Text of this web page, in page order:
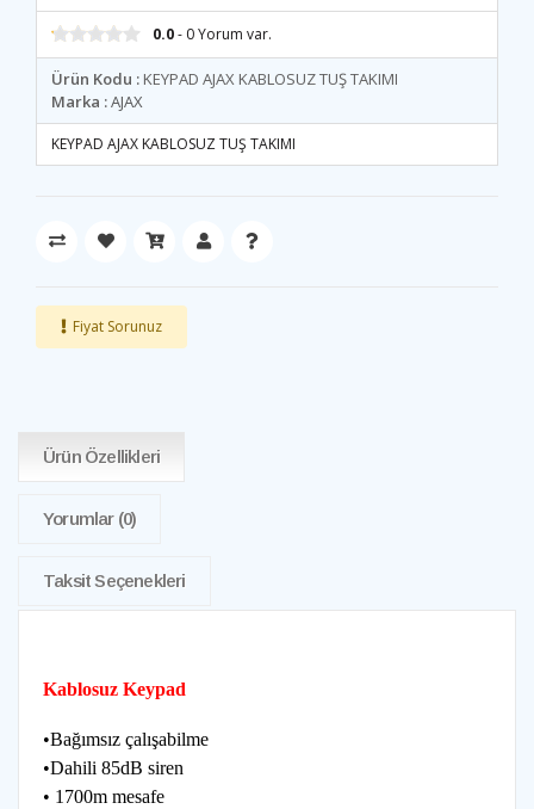
0.0- 0 Yorum var.
Ürün Kodu : KEYPAD AJAX KABLOSUZ TUŞ TAKIMI
Marka :AJAX
KEYPAD AJAX KABLOSUZ TUŞ TAKIMI
Fiyat Sorunuz
Ürün Özellikleri
Yorumlar (0)
Taksit Seçenekleri
Kablosuz Keypad
•Bağımsız çalışabilme
•Dahili 85dB siren
• 1700m mesafe